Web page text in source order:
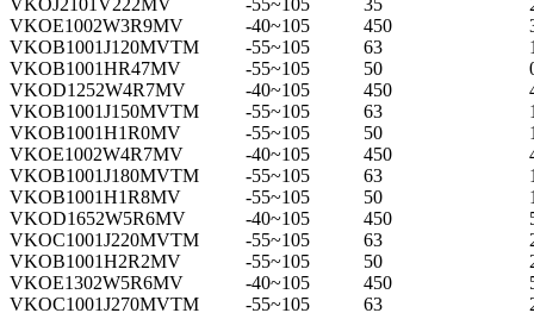
VKOE1002W3R9MV
-40~105 450
VKOB1001J120MVTM
-55~105 63
VKOB1001HR47MV
-55~105 50
VKOD1252W4R7MV
-40~105 450
VKOB1001J150MVTM
-55~105 63
VKOB1001H1R0MV
-55~105 50
VKOE1002W4R7MV
-40~105 450
VKOB1001J180MVTM
-55~105 63
VKOB1001H1R8MV
-55~105 50
VKOD1652W5R6MV
-40~105 450
VKOC1001J220MVTM
-55~105 63
VKOB1001H2R2MV
-55~105 50
VKOE1302W5R6MV
-40~105 450
VKOC1001J270MVTM
-55~105 63